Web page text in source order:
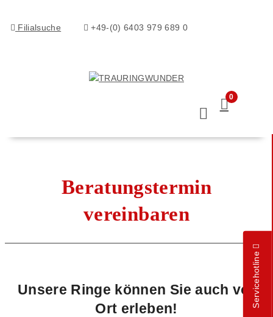
Filialsuche +49-(0) 6403 979 689 0
0
Beratungstermin
vereinbaren
Unsere Ringe können Sie auch vor
Ort erleben!
Servicehotline